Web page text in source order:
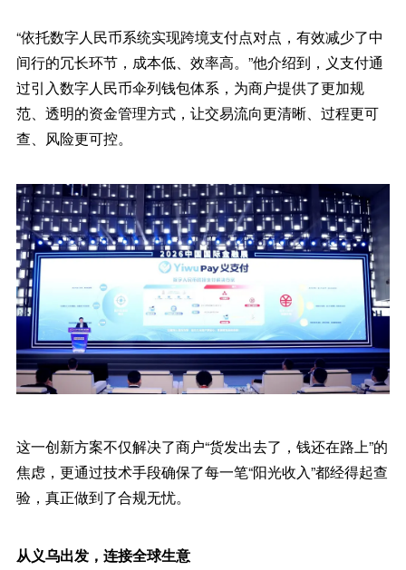
“依托数字人民币系统实现跨境支付点对点，有效减少了中
间行的冗长环节，成本低、效率高。”他介绍到，义支付通
过引入数字人民币伞列钱包体系，为商户提供了更加规
范、透明的资金管理方式，让交易流向更清晰、过程更可
查、风险更可控。
这一创新方案不仅解决了商户“货发出去了，钱还在路上”的
焦虑，更通过技术手段确保了每一笔“阳光收入”都经得起查
验，真正做到了合规无忧。
从义乌出发，连接全球生意